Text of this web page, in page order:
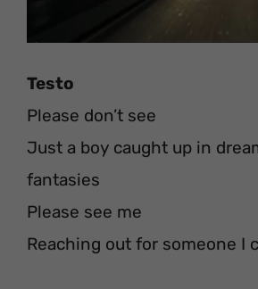
Testo
Please don’t see
Just a boy caught up in
fantasies
Please see me
Reaching out for someone I